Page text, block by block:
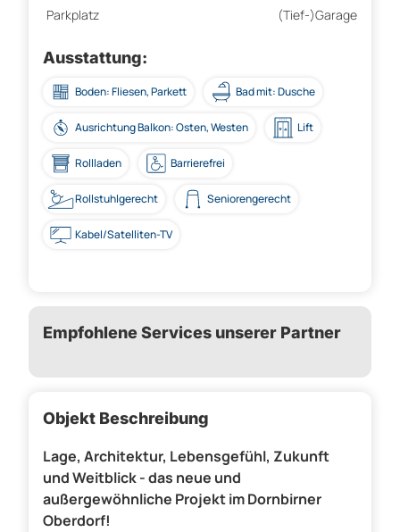
Parkplatz
(Tief-)Garage
Ausstattung:
Boden: Fliesen, Parkett Bad mit: Dusche
Ausrichtung Balkon: Osten, Westen Lift
Rollladen Barrierefrei
Rollstuhlgerecht Seniorengerecht
Kabel/Satelliten-TV
Empfohlene Services unserer Partner
Objekt Beschreibung
Lage, Architektur, Lebensgefühl, Zukunft
und Weitblick - das neue und
außergewöhnliche Projekt im Dornbirner
Oberdorf!